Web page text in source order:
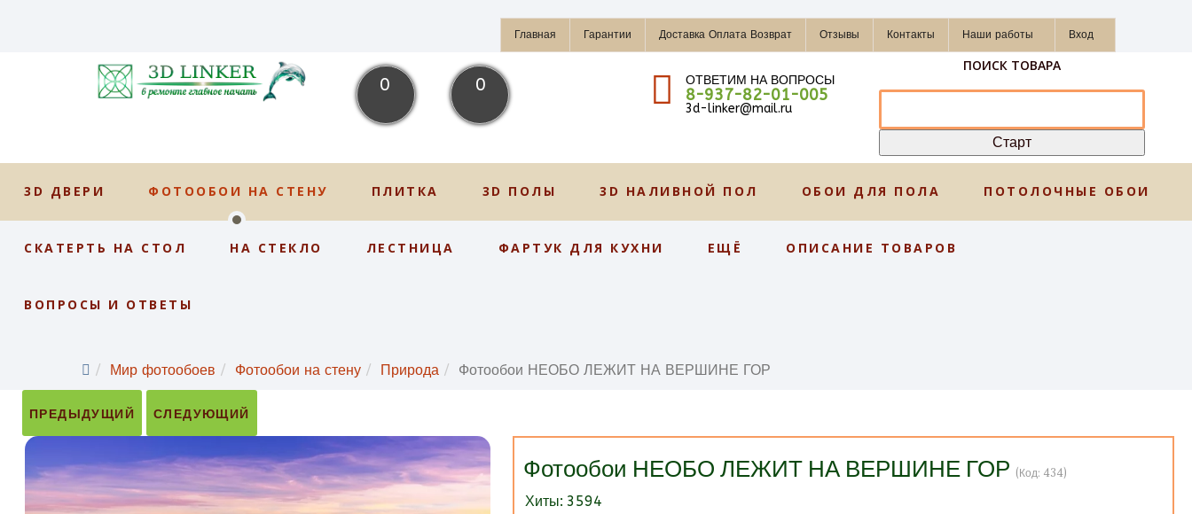
Главная Гарантии Доставка Оплата Возврат Отзывы Контакты Наши работы Вход
0 0 ОТВЕТИМ НА ВОПРОСЫ
8-937-82-01-005
3d-linker@mail.ru
ПОИСК ТОВАРА
3D ДВЕРИ ФОТООБОИ НА СТЕНУ ПЛИТКА 3D ПОЛЫ 3D НАЛИВНОЙ ПОЛ ОБОИ ДЛЯ ПОЛА ПОТОЛОЧНЫЕ ОБОИ
СКАТЕРТЬ НА СТОЛ НА СТЕКЛО ЛЕСТНИЦА ФАРТУК ДЛЯ КУХНИ ЕЩЁ ОПИСАНИЕ ТОВАРОВ
ВОПРОСЫ И ОТВЕТЫ
Мир фотообоев Фотообои на стену Природа Фотообои НЕОБО ЛЕЖИТ НА ВЕРШИНЕ ГОР
ПРЕДЫДУЩИЙ СЛЕДУЮЩИЙ
Фотообои НЕОБО ЛЕЖИТ НА ВЕРШИНЕ ГОР (Код: 434)
Хиты: 3594